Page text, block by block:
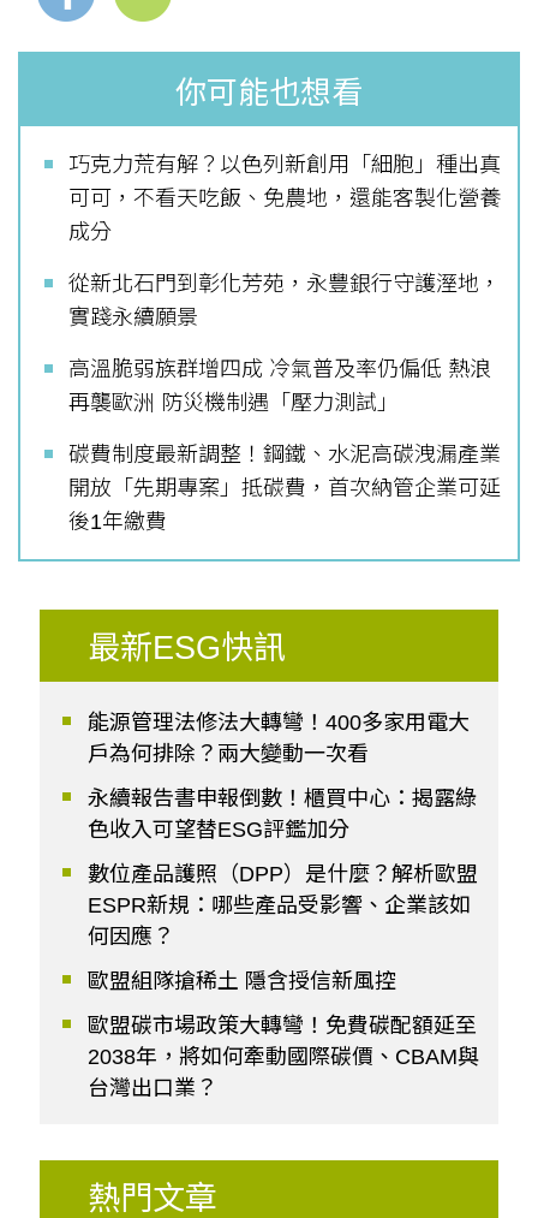
你可能也想看
巧克力荒有解？以色列新創用「細胞」種出真
可可，不看天吃飯、免農地，還能客製化營養
成分
從新北石門到彰化芳苑，永豐銀行守護溼地，
實踐永續願景
高溫脆弱族群增四成 冷氣普及率仍偏低 熱浪
再襲歐洲 防災機制遇「壓力測試」
碳費制度最新調整！鋼鐵、水泥高碳洩漏產業
開放「先期專案」抵碳費，首次納管企業可延
後1年繳費
最新ESG快訊
能源管理法修法大轉彎！400多家用電大
戶為何排除？兩大變動一次看
永續報告書申報倒數！櫃買中心：揭露綠
色收入可望替ESG評鑑加分
數位產品護照（DPP）是什麼？解析歐盟
ESPR新規：哪些產品受影響、企業該如
何因應？
歐盟組隊搶稀土 隱含授信新風控
歐盟碳市場政策大轉彎！免費碳配額延至
2038年，將如何牽動國際碳價、CBAM與
台灣出口業？
熱門文章